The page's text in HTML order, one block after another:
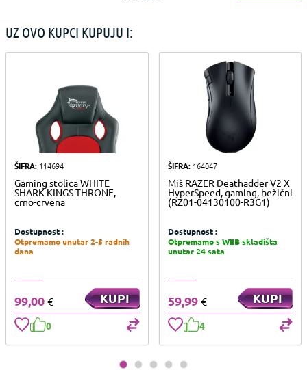
UZ OVO KUPCI KUPUJU I:
ŠIFRA: 114694
Gaming stolica WHITE
SHARK KINGS THRONE,
crno-crvena
Dostupnost :
Otpremamo unutar 2-5 radnih
dana
99,00€ KUPI
0
ŠIFRA:164047
Miš RAZER Deathadder V2 X
HyperSpeed, gaming, bežični
(RZ01-04130100-R3G1)
Dostupnost :
Otpremamo s WEB skladišta
unutar 24 sata
59,99 € KUPI
4